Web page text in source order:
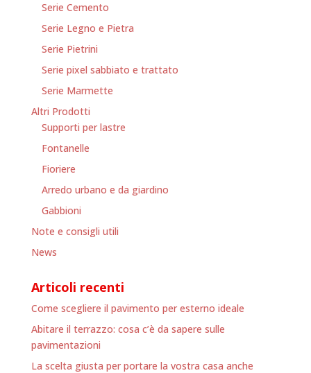
Serie Cemento
Serie Legno e Pietra
Serie Pietrini
Serie pixel sabbiato e trattato
Serie Marmette
Altri Prodotti
Supporti per lastre
Fontanelle
Fioriere
Arredo urbano e da giardino
Gabbioni
Note e consigli utili
News
Articoli recenti
Come scegliere il pavimento per esterno ideale
Abitare il terrazzo: cosa c’è da sapere sulle
pavimentazioni
La scelta giusta per portare la vostra casa anche